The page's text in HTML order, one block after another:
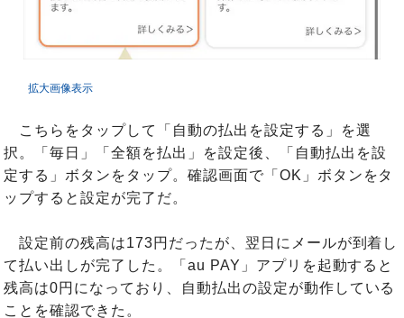
拡大画像表示
こちらをタップして「自動の払出を設定する」を選
択。「毎日」「全額を払出」を設定後、「自動払出を設
定する」ボタンをタップ。確認画面で「OK」ボタンをタ
ップすると設定が完了だ。
設定前の残高は173円だったが、翌日にメールが到着し
て払い出しが完了した。「au PAY」アプリを起動すると
残高は0円になっており、自動払出の設定が動作している
ことを確認できた。